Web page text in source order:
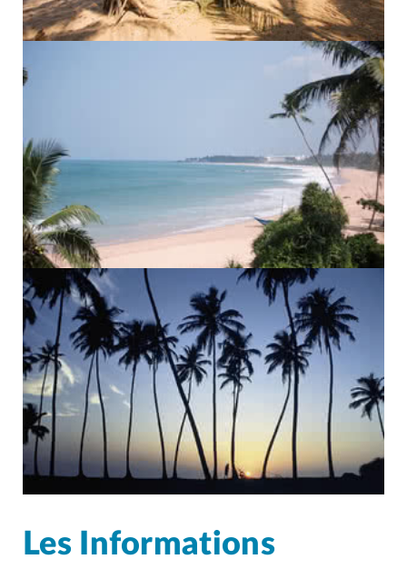
Les Informations